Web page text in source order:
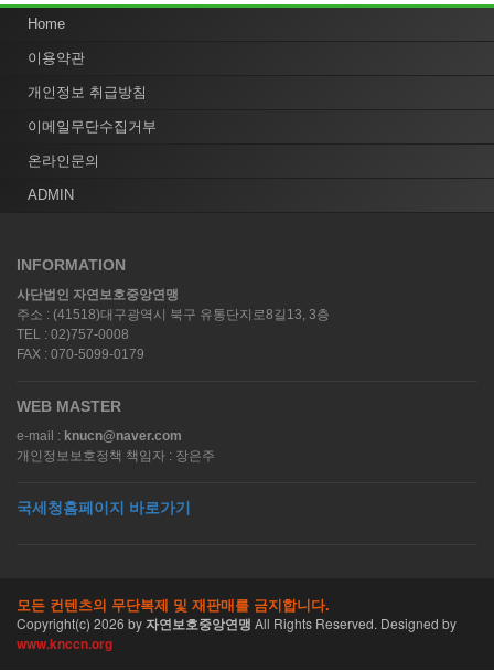
Home
이용약관
개인정보 취급방침
이메일무단수집거부
온라인문의
ADMIN
INFORMATION
사단법인 자연보호중앙연맹
주소 : (41518)대구광역시 북구 유통단지로8길13, 3층
TEL : 02)757-0008
FAX : 070-5099-0179
WEB MASTER
e-mail : knucn@naver.com
개인정보보호정책 책임자 : 장은주
국세청홈페이지 바로가기
모든 컨텐츠의 무단복제 및 재판매를 금지합니다.
Copyright(c) 2026 by자연보호중앙연맹 All Rights Reserved. Designed by
www.knccn.org